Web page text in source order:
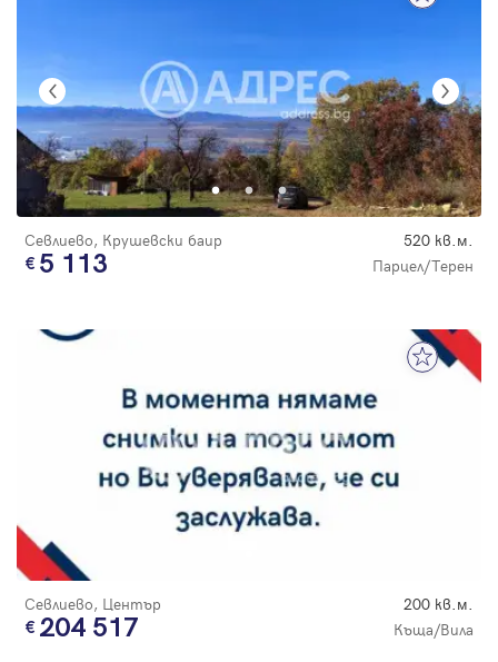
Севлиево, Крушевски баир 520 кв.м.
5 113 Парцел/Терен
Севлиево, Център 200 кв.м.
204 517 Къща/Вила